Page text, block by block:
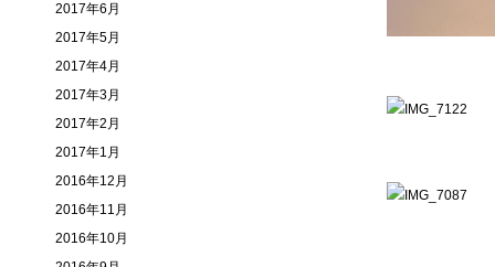
2017年6月
2017年5月
2017年4月
2017年3月
2017年2月
2017年1月
2016年12月
2016年11月
2016年10月